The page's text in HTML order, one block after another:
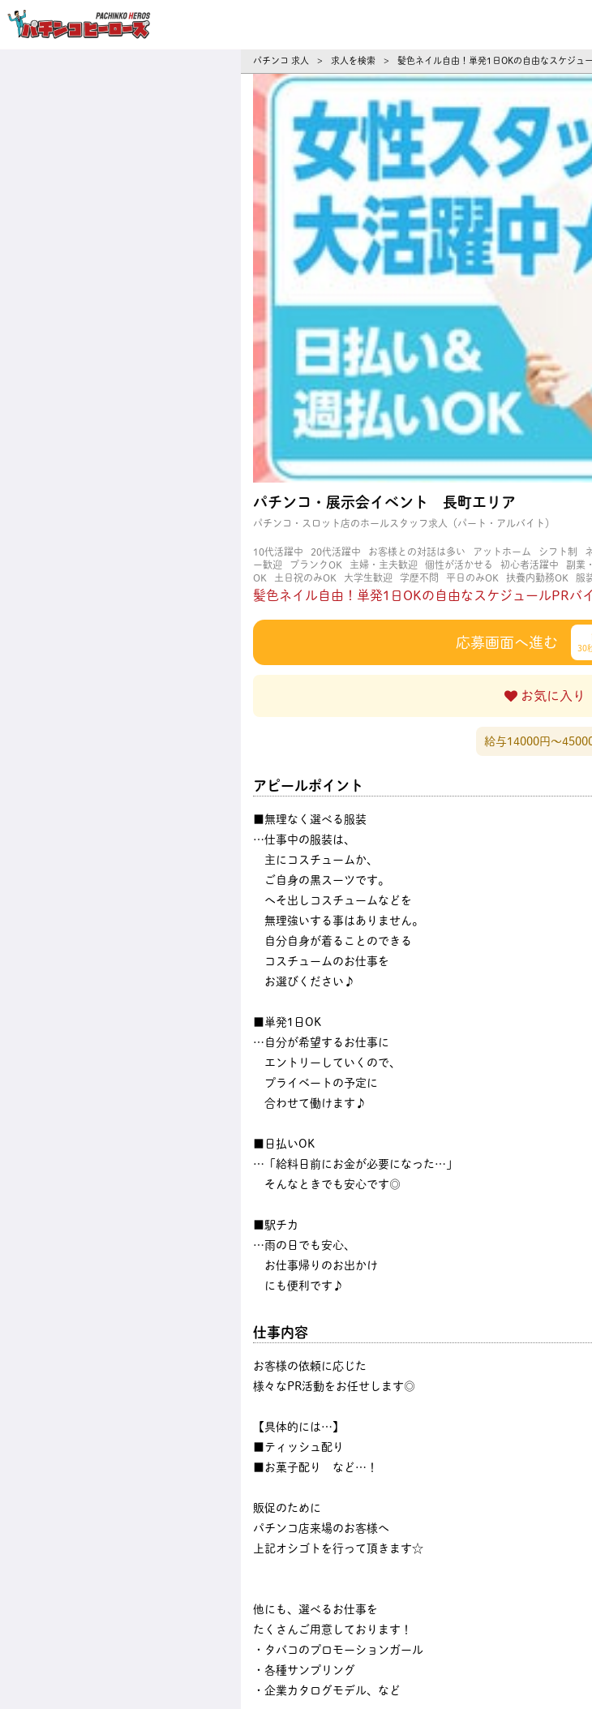
パチンコ 求人 > 求人を検索 > 髪色ネイル自由！単発1日OKの自由なスケジ
パチンコ・展示会イベント 長町エリア
パチンコ・スロット店のホールスタッフ求人（パート・アルバイト）
10代活躍中 20代活躍中 お客様との対話は多い アットホーム シフト制
ー歓迎
ブランクOK 主婦・主夫歓迎 個性が活かせる 初心者活躍中 副業
OK
土日祝のみOK 大学生歓迎 学歴不問 平日のみOK 扶養内勤務OK 服
た時間できっちり
短期 立ち仕事 経験者・有資格者歓迎 自分の都合に合
迎
髪型自由 髪色自由
髪色ネイル自由！単発1日OKの自由なスケジュールPRバ
応募画面へ進む
30
お気に入り
給与14000円〜
アピールポイント
■無理なく選べる服装
…仕事中の服装は、
主にコスチュームか、
ご自身の黒スーツです。
へそ出しコスチュームなどを
無理強いする事はありません。
自分自身が着ることのできる
コスチュームのお仕事を
お選びください♪
■単発1日OK
…自分が希望するお仕事に
エントリーしていくので、
プライベートの予定に
合わせて働けます♪
■日払いOK
…「給料日前にお金が必要になった…」
そんなときでも安心です◎
■駅チカ
…雨の日でも安心、
お仕事帰りのお出かけ
にも便利です♪
仕事内容
お客様の依頼に応じた
様々なPR活動をお任せします◎
【具体的には…】
■ティッシュ配り
■お菓子配り など…！
販促のために
パチンコ店来場のお客様へ
上記オシゴトを行って頂きます☆
他にも、選べるお仕事を
たくさんご用意しております！
・タバコのプロモーションガール
・各種サンプリング
・企業カタログモデル、など